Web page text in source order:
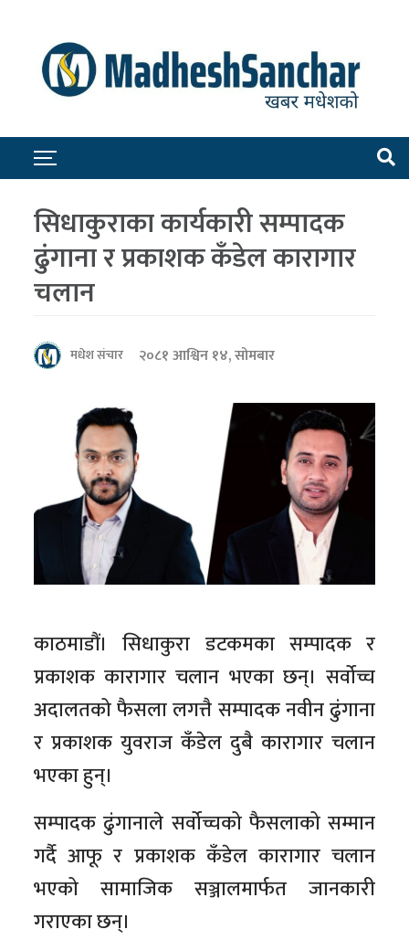
सिधाकुराका कार्यकारी सम्पादक
ढुंगाना र प्रकाशक कँडेल कारागार
चलान
मधेश संचार २०८१ आश्विन १४, सोमबार
काठमाडौं। सिधाकुरा डटकमका सम्पादक र
प्रकाशक कारागार चलान भएका छन्। सर्वोच्च
अदालतको फैसला लगत्तै सम्पादक नवीन ढुंगाना
र प्रकाशक युवराज कँडेल दुबै कारागार चलान
भएका हुन्।
सम्पादक ढुंगानाले सर्वोच्चको फैसलाको सम्मान
गर्दै आफू र प्रकाशक कँडेल कारागार चलान
भएको सामाजिक सञ्जालमार्फत जानकारी
गराएका छन्।